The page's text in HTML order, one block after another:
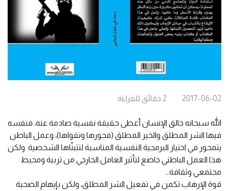
2017-06-02
2 دقائق للقراءة
الله سبحانه خالق الإنسان أعطى حقيقة نفسية صادمة عنه، فنفسه
فيها الشر المطلق والخير المطلق (فجورها وتقواها)، وعمل الباطن
يتمحور في اختيار البرمجية النفسية المناسبة لتتبنّاها الشخصية. ولكن
هذا العمل الباطني خاضع لتأثير العامل الخارجي من تربية ومحيط
مجتمعي وثقافة…
قوة الإرهاب تكمن في تفعيل الشر المطلق، ولكن بإيهام الضحية